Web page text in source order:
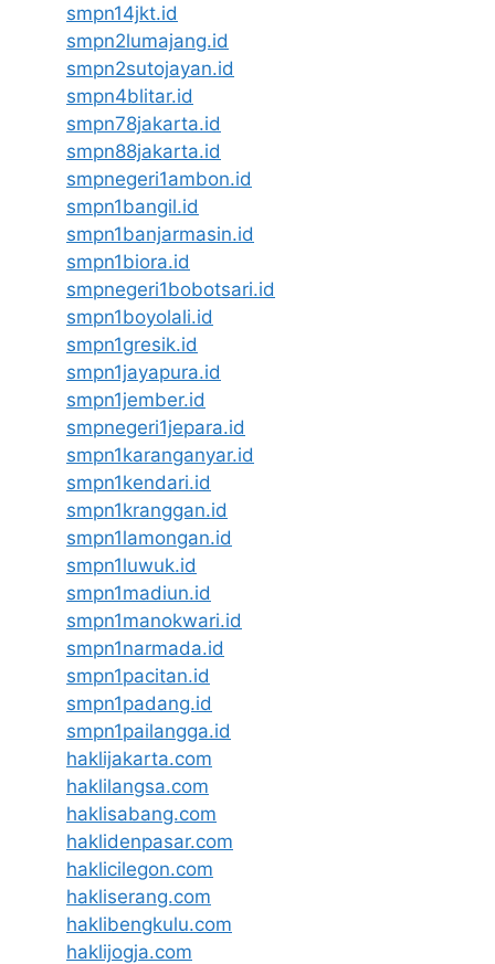
smpn14jkt.id
smpn2lumajang.id
smpn2sutojayan.id
smpn4blitar.id
smpn78jakarta.id
smpn88jakarta.id
smpnegeri1ambon.id
smpn1bangil.id
smpn1banjarmasin.id
smpn1biora.id
smpnegeri1bobotsari.id
smpn1boyolali.id
smpn1gresik.id
smpn1jayapura.id
smpn1jember.id
smpnegeri1jepara.id
smpn1karanganyar.id
smpn1kendari.id
smpn1kranggan.id
smpn1lamongan.id
smpn1luwuk.id
smpn1madiun.id
smpn1manokwari.id
smpn1narmada.id
smpn1pacitan.id
smpn1padang.id
smpn1pailangga.id
haklijakarta.com
haklilangsa.com
haklisabang.com
haklidenpasar.com
haklicilegon.com
hakliserang.com
haklibengkulu.com
haklijogja.com